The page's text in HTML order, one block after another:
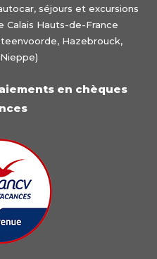
séjours et excursions
Calais Hauts-de-France
Hazebrouck,
en chèques